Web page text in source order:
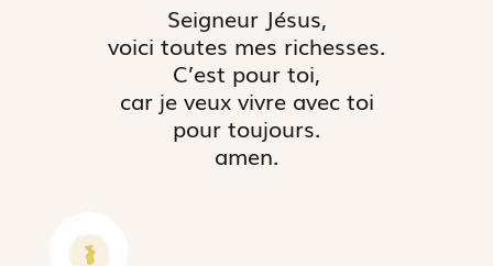
Seigneur Jésus,
voici toutes mes richesses.
C’est pour toi,
car je veux vivre avec toi
pour toujours.
amen.